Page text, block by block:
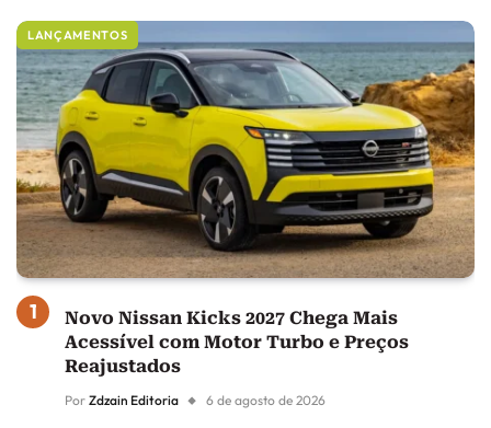
LANÇAMENTOS
Novo Nissan Kicks 2027 Chega Mais
Acessível com Motor Turbo e Preços
Reajustados
Por Zdzain Editoria 6 de agosto de 2026